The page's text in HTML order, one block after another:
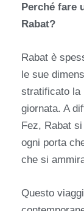
Perché fare
Rabat?
Rabat è
le sue
stratificato la
giornata. A
Fez, Rabat
ogni porta
che si
Questo